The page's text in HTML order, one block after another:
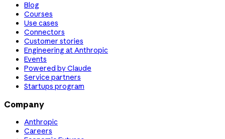
Blog
Courses
Use cases
Connectors
Customer stories
Engineering at Anthropic
Events
Powered by Claude
Service partners
Startups program
Company
Anthropic
Careers